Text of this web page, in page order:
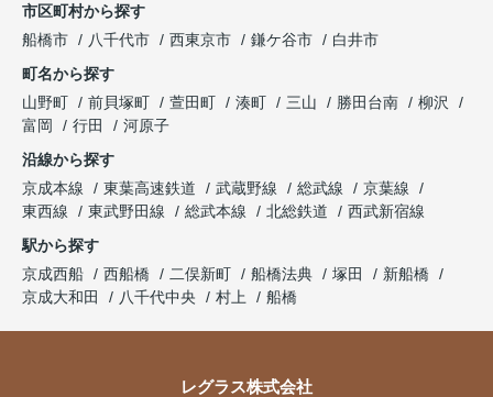
市区町村から探す
船橋市
八千代市 西東京市 鎌ケ谷市
白井市
町名から探す
山野町
前貝塚町 萱田町 湊町 三山 勝田台南
柳沢
富岡
行田
河原子
沿線から探す
京成本線
東葉高速鉄道 武蔵野線 総武線
京葉線
東西線
東武野田線 総武本線 北総鉄道
西武新宿線
駅から探す
京成西船
西船橋 二俣新町 船橋法典 塚田
新船橋
京成大和田
八千代中央 村上 船橋
レグラス株式会社